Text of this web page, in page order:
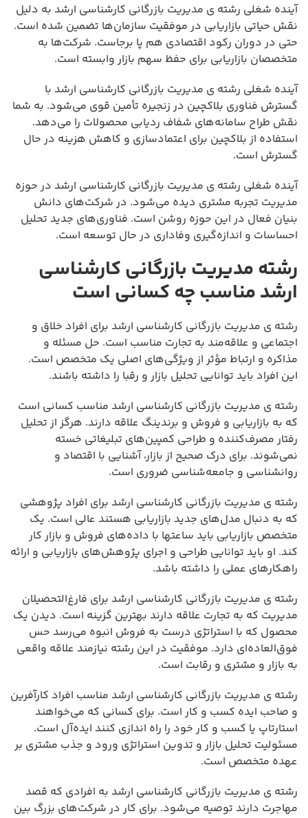
آینده شغلی رشته ی مدیریت بازرگانی کارشناسی ارشد به دلیل
نقش حیاتی بازاریابی در موفقیت سازمان‌ها تضمین شده است.
حتی در دوران رکود اقتصادی هم پا برجاست. شرکت‌ها به
متخصصان بازاریابی برای حفظ سهم بازار وابسته است.
آینده شغلی رشته ی مدیریت بازرگانی کارشناسی ارشد با
گسترش فناوری بلاکچین در زنجیره تأمین قوی می‌شود. به شما
نقش طراح سامانه‌های شفاف ردیابی محصولات را می‌دهد.
استفاده از بلاکچین برای اعتمادسازی و کاهش هزینه در حال
گسترش است.
آینده شغلی رشته ی مدیریت بازرگانی کارشناسی ارشد در حوزه
مدیریت تجربه مشتری دیده می‌شود. در شرکت‌های دانش
بنیان فعال در این حوزه روشن است. فناوری‌های جدید تحلیل
احساسات و اندازه‌گیری وفاداری در حال توسعه است.
رشته مدیریت بازرگانی کارشناسی
ارشد مناسب چه کسانی است
رشته ی مدیریت بازرگانی کارشناسی ارشد برای افراد خلاق و
اجتماعی و علاقه‌مند به تجارت مناسب است. حل مسئله و
مذاکره و ارتباط مؤثر از ویژگی‌های اصلی یک متخصص است.
این افراد باید توانایی تحلیل بازار و رقبا را داشته باشند.
رشته ی مدیریت بازرگانی کارشناسی ارشد مناسب کسانی است
که به بازاریابی و فروش و برندینگ علاقه دارند. هرگز از تحلیل
رفتار مصرف‌کننده و طراحی کمپین‌های تبلیغاتی خسته
نمی‌شوند. برای درک صحیح از بازار، آشنایی با اقتصاد و
روانشناسی و جامعه‌شناسی ضروری است.
رشته ی مدیریت بازرگانی کارشناسی ارشد برای افراد پژوهشی
که به دنبال مدل‌های جدید بازاریابی هستند عالی است. یک
متخصص بازاریابی باید ساعتها با داده‌های فروش و بازار کار
کند. او باید توانایی طراحی و اجرای پژوهش‌های بازاریابی و ارائه
راهکارهای عملی را داشته باشد.
رشته ی مدیریت بازرگانی کارشناسی ارشد برای فارغ‌التحصیلان
مدیریت که به تجارت علاقه دارند بهترین گزینه است. دیدن یک
محصول که با استراتژی درست به فروش انبوه می‌رسد حس
فوق‌العاده‌ای دارد. موفقیت در این رشته نیازمند علاقه واقعی
به بازار و مشتری و رقابت است.
رشته ی مدیریت بازرگانی کارشناسی ارشد مناسب افراد کارآفرین
و صاحب ایده کسب و کار است. برای کسانی که می‌خواهند
استارتاپ یا کسب و کار خود را راه اندازی کنند ایده‌آل است.
مسئولیت تحلیل بازار و تدوین استراتژی ورود و جذب مشتری بر
عهده متخصص است.
رشته ی مدیریت بازرگانی کارشناسی ارشد به افرادی که قصد
مهاجرت دارند توصیه می‌شود. برای کار در شرکت‌های بزرگ بین